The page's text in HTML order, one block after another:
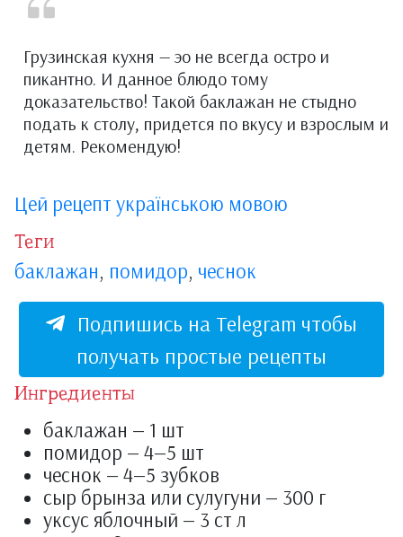
Грузинская кухня — эо не всегда остро и
пикантно. И данное блюдо тому
доказательство! Такой баклажан не стыдно
подать к столу, придется по вкусу и взрослым и
детям. Рекомендую!
Цей рецепт українською мовою
Теги
баклажан, помидор, чеснок
Подпишись на Telegram чтобы
получать простые рецепты
Ингредиенты
баклажан — 1 шт
помидор — 4—5 шт
чеснок — 4—5 зубков
сыр брынза или сулугуни — 300 г
уксус яблочный — 3 ст л